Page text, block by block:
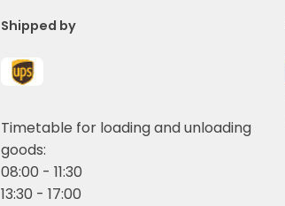
Shipped by
Timetable for loading and unloading
goods:
08:00 - 11:30
13:30 - 17:00